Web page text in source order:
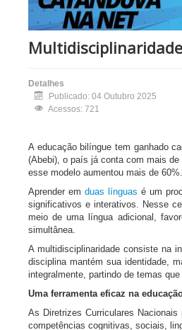
Detalhes
Publicado: 04 Outubro 2025
Acessos: 721
A educação bilíngue tem ganhado
(Abebi), o país já conta com mais
esse modelo aumentou mais de 60%.
Aprender emduas línguas é um
significativos e interativos. Nesse
meio de uma língua adicional,
simultânea.
A multidisciplinaridade consiste na
disciplina mantém sua identidade,
integralmente, partindo de temas
Uma ferramenta eficaz na
As Diretrizes Curriculares
competências cognitivas, sociais,